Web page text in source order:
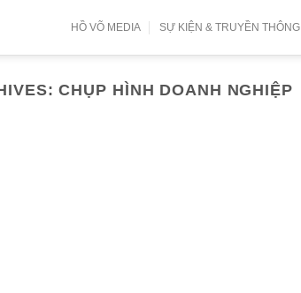
HỒ VÕ MEDIA SỰ KIỆN & TRUYỀN THÔNG
CHỤP HÌNH DOANH NGHIỆP